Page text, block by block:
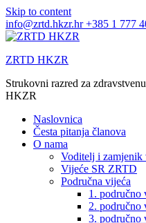
Skip to content
info@zrtd.hkzr.hr+385 1 777
ZRTD HKZR
Strukovni razred za
HKZR
Naslovnica
Česta pitanja članova
O nama
Voditelj i zamjenik
Vijeće SR ZRTD
Područna vijeća
1. područno
2. područno
3. područno